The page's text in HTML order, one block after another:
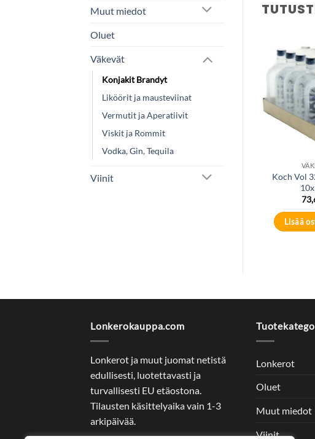
Muut miedot
Oluet
Väkevät
Konjakit Brandyt
Liköörit ja mausteviinat
Vermutit ja Aperatiivit
Viskit ja Rommit
Vodka, Gin, Tequila
Viinit
Koch Vol
Lisää
wishlist
Saaremaa Viina 32%
Jaloviina 38% 100cl
Lonkerokauppa.com
Lonkerot ja muut juomat netistä
edullisesti, luotettavasti ja
turvallisesti EU etäostona.
Tilausten käsittelyaika vain 1-3
arkipäivää.
Lonkerot
Oluet
Muut miedot
Viinit